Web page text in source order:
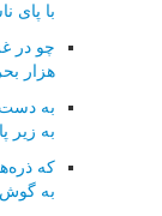
با پای
چو در
هزار
به
به زیر
كه
به گوش